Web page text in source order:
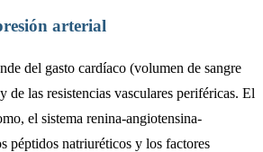
arterial
del gasto cardíaco (volumen de sangre
de las resistencias vasculares periféricas. El
el sistema renina-angiotensina-
péptidos natriuréticos y los factores